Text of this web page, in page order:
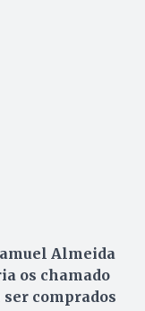
Almeida
os chamado
ser comprados